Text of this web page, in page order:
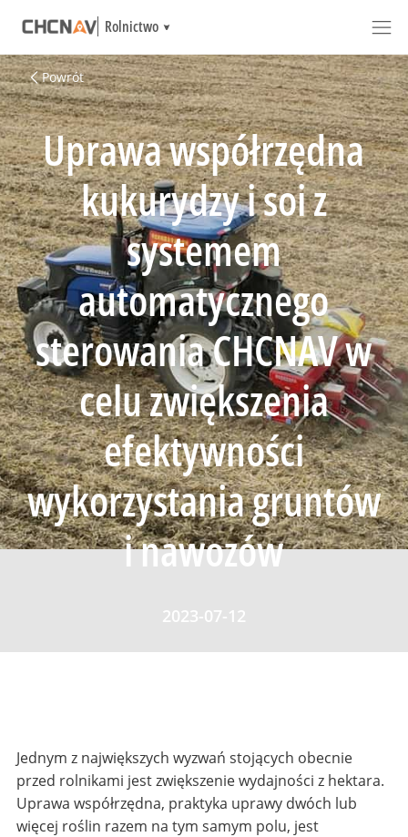
Rolnictwo
Powrót
Uprawa współrzędna
kukurydzy i soi z
systemem
automatycznego
sterowania CHCNAV w
celu zwiększenia
efektywności
wykorzystania gruntów
i nawozów
2023-07-12
Jednym z największych wyzwań stojących obecnie
przed rolnikami jest zwiększenie wydajności z hektara.
Uprawa współrzędna, praktyka uprawy dwóch lub
więcej roślin razem na tym samym polu, jest